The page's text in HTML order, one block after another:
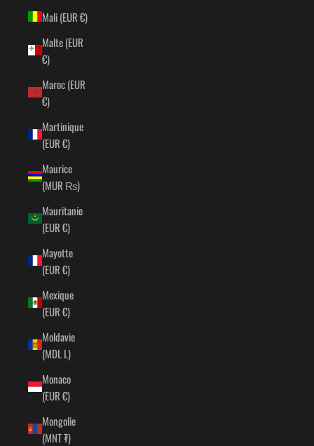
Mali (EUR €)
Malte (EUR
€)
Maroc (EUR
€)
Martinique
(EUR €)
Maurice
(MUR ₨)
Mauritanie
(EUR €)
Mayotte
(EUR €)
Mexique
(EUR €)
Moldavie
(MDL L)
Monaco
(EUR €)
Mongolie
(MNT ₮)